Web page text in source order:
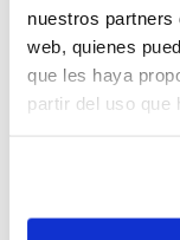
nuestros
web, quienes
que les haya
partir del uso que